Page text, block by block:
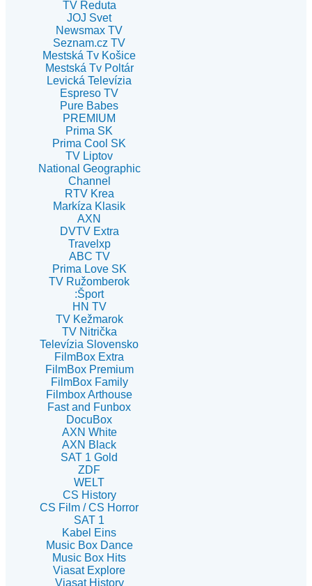
TV Reduta
JOJ Svet
Newsmax TV
Seznam.cz TV
Mestská Tv Košice
Mestská Tv Poltár
Levická Televízia
Espreso TV
Pure Babes
PREMIUM
Prima SK
Prima Cool SK
TV Liptov
National Geographic
Channel
RTV Krea
Markíza Klasik
AXN
DVTV Extra
Travelxp
ABC TV
Prima Love SK
TV Ružomberok
:Šport
HN TV
TV Kežmarok
TV Nitrička
Televízia Slovensko
FilmBox Extra
FilmBox Premium
FilmBox Family
Filmbox Arthouse
Fast and Funbox
DocuBox
AXN White
AXN Black
SAT 1 Gold
ZDF
WELT
CS History
CS Film / CS Horror
SAT 1
Kabel Eins
Music Box Dance
Music Box Hits
Viasat Explore
Viasat History